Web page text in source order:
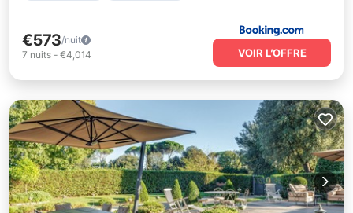
€573/nuit
7 nuits - €4,014 VOIR L’OFFRE